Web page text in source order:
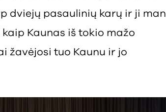
dviejų pasaulinių karų ir ji man
Kaunas iš tokio mažo
žavėjosi tuo Kaunu ir jo